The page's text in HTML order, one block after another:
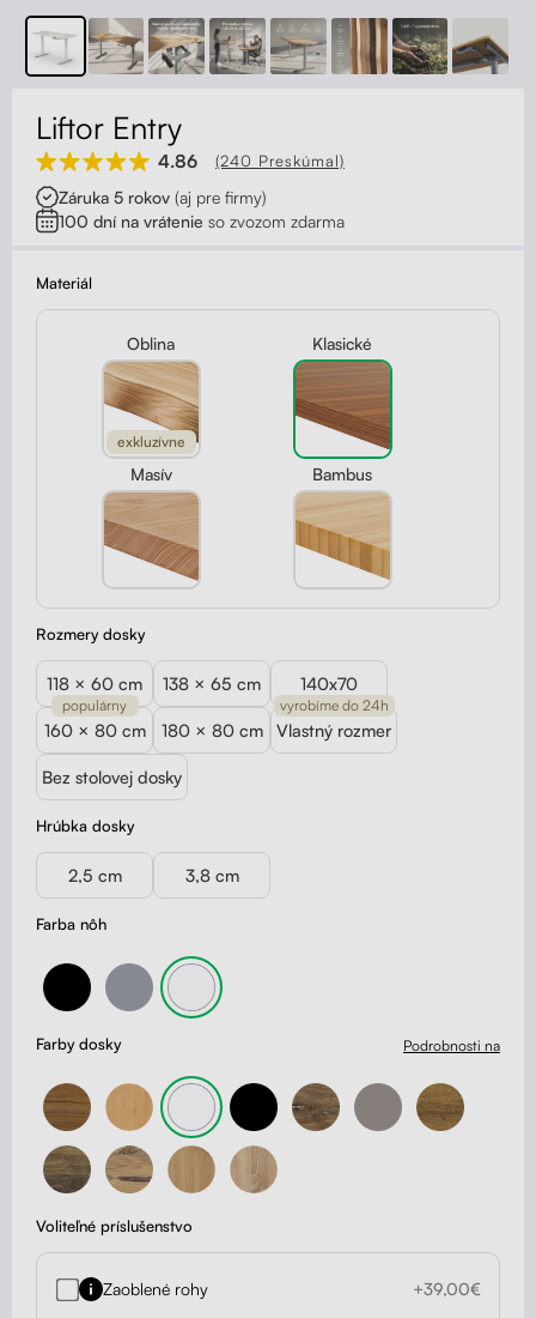
Kolieska
Stojany na monitor - Riser
Skrinky so zásuvkami a zásuvky
Akustické paravány
Opierky
Kontakt
Liftor Entry
4.86 (240 Preskúmal)
Záruka 5 rokov (aj pre firmy)
100 dní na vrátenie so zvozom zdarma
Materiál
Oblina
exkluzívne
Klasické
Masív Bambus
Farba nôh
Hrúbka dosky
2,5 cm 3,8 cm
Rozmery dosky
118 × 60 cm 138 × 65 cm 140x70
160 × 80 cm
populárny
180 × 80 cm Vlastný rozmer
vyrobíme do 24h
Bez stolovej dosky
Farby dosky Podrobnosti na
Voliteľné príslušenstvo
Zaoblené rohy +39,00€